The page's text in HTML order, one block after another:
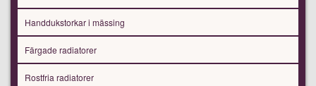
Handdukstorkar i mässing
Färgade radiatorer
Rostfria radiatorer